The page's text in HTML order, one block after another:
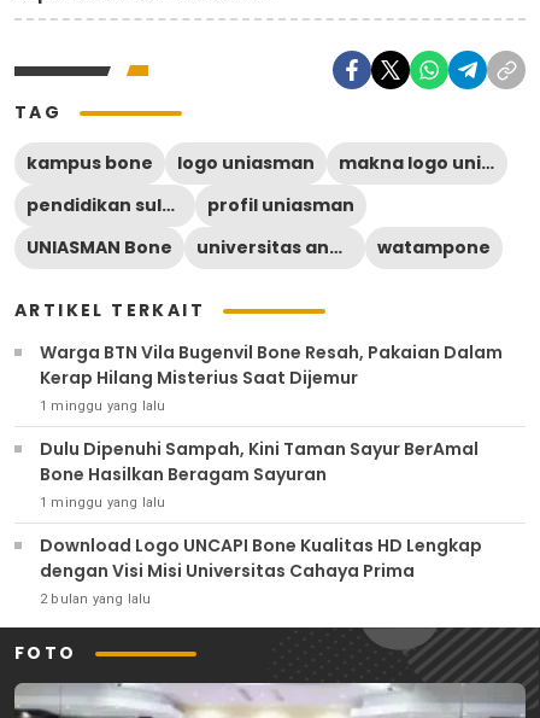
TAG
kampus bone logo uniasman
makna logo uniasman bone
pendidikan sulawesi selatan
profil uniasman
UNIASMAN Bone
universitas andi sudirman watampone
ARTIKEL TERKAIT
Warga BTN Vila Bugenvil Bone Resah, Pakaian Dalam
Kerap Hilang Misterius Saat Dijemur
1 minggu yang lalu
Dulu Dipenuhi Sampah, Kini Taman Sayur BerAmal
Bone Hasilkan Beragam Sayuran
1 minggu yang lalu
Download Logo UNCAPI Bone Kualitas HD Lengkap
dengan Visi Misi Universitas Cahaya Prima
2 bulan yang lalu
FOTO